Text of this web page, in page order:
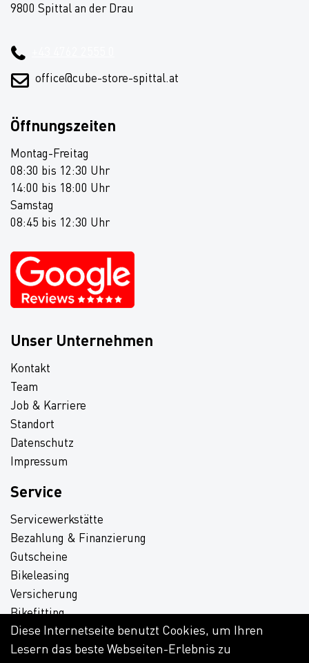
9800 Spittal an der Drau
office@cube-store-spittal.at
Öffnungszeiten
Montag-Freitag
08:30 bis 12:30 Uhr
14:00 bis 18:00 Uhr
Samstag
08:45 bis 12:30 Uhr
Unser Unternehmen
Kontakt
Team
Job & Karriere
Standort
Datenschutz
Impressum
Service
Servicewerkstätte
Bezahlung & Finanzierung
Gutscheine
Bikeleasing
Versicherung
Bikefitting
Aktuelle Werbung
Download
Diese Internetseite benutzt Cookies, um Ihren
Lesern das beste Webseiten-Erlebnis zu